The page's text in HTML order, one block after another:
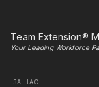
Team Extension®
Your Leading Workforce
ЗА НАС